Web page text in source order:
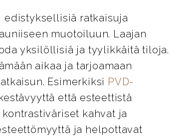
edistyksellisiä ratkaisuja
muotoiluun. Laajan
yksilöllisiä ja tyylikkäitä tiloja.
aikaa ja tarjoamaan
Esimerkiksi PVD-
että esteettistä
kahvat ja
ja helpottavat